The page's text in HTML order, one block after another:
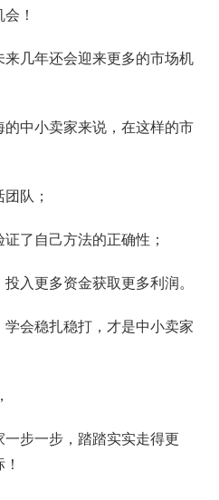
！
几年还会迎来更多的市场机
中小卖家来说，在这样的市
队；
了自己方法的正确性；
入更多资金获取更多利润。
会稳扎稳打，才是中小卖家
步一步，踏踏实实走得更